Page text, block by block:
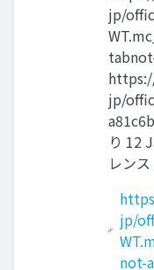
jp/
jp/
り 12
レン
jp/
not-